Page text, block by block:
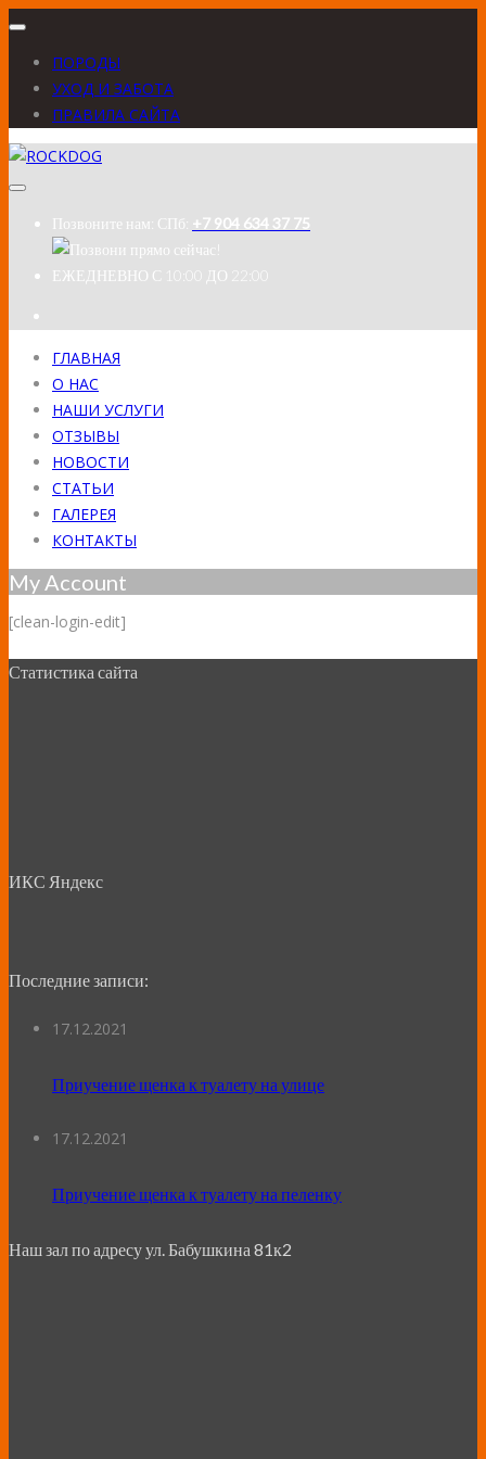
ПОРОДЫ
УХОД И ЗАБОТА
ПРАВИЛА САЙТА
Позвоните нам: СПб: +7 904 634 37 75
ЕЖЕДНЕВНО С 10:00 ДО 22:00
ГЛАВНАЯ
О НАС
НАШИ УСЛУГИ
ОТЗЫВЫ
НОВОСТИ
СТАТЬИ
ГАЛЕРЕЯ
КОНТАКТЫ
My Account
[clean-login-edit]
Статистика сайта
ИКС Яндекс
Последние записи:
17.12.2021
Приучение щенка к туалету на улице
17.12.2021
Приучение щенка к туалету на пеленку
Наш зал по адресу ул. Бабушкина 81к2